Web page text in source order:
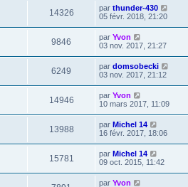
14326 par thunder-430
05 févr. 2018, 21:20
9846 par Yvon
03 nov. 2017, 21:27
6249 par domsobecki
03 nov. 2017, 21:12
14946 par Yvon
10 mars 2017, 11:09
13988 par Michel 14
16 févr. 2017, 18:06
15781 par Michel 14
09 oct. 2015, 11:42
par Yvon